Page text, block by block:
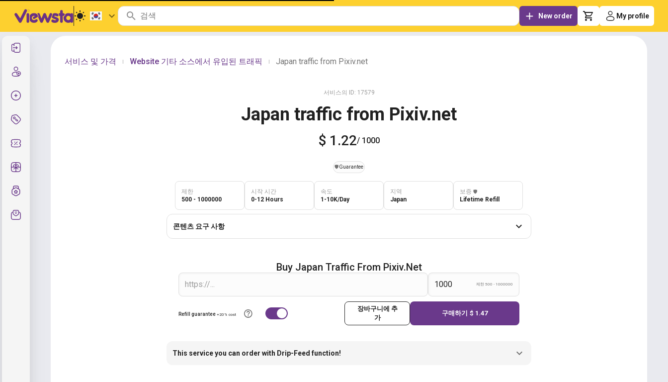
New order My profile
서비스 및 가격 Website 기타 소스에서 유입된 트래픽 Japan traffic from Pixiv.net
서비스의 ID: 17579
Japan traffic from Pixiv.net
$ 1.22/ 1000
️🛡️Guarantee
제한
500 - 1000000
시작 시간
0-12 Hours
속도
1-10K/Day
지역
Japan
보증 ️🛡️
Lifetime Refill
콘텐츠 요구 사항
Buy Japan Traffic From Pixiv.net
제한 500 - 1000000
Refill guarantee +20% cost
장바구니에 추
가
구매하기 $ 1.47
This service you can order with Drip-Feed function!